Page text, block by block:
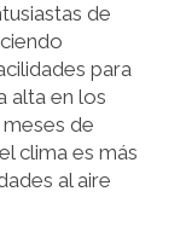
de
para
alta en los
de
clima es más
al aire